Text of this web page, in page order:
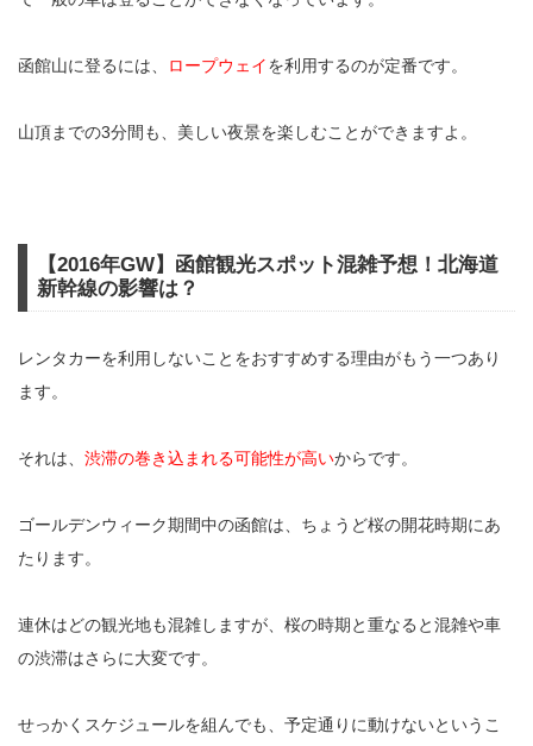
函館山に登るには、 ロープウェイを利用するのが定番です。
山頂までの3分間も、美しい夜景を楽しむことができますよ。
【2016年GW】函館観光スポット混雑予想！北海道
新幹線の影響は？
レンタカーを利用しないことをおすすめする理由がもう一つあり
ます。
それは、 渋滞の巻き込まれる可能性が高いからです。
ゴールデンウィーク期間中の函館は、ちょうど桜の開花時期にあ
たります。
連休はどの観光地も混雑しますが、桜の時期と重なると混雑や車
の渋滞はさらに大変です。
せっかくスケジュールを組んでも、予定通りに動けないというこ